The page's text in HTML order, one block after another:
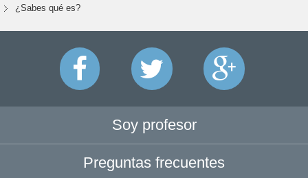
¿Sabes qué es?
Soy profesor
Preguntas frecuentes